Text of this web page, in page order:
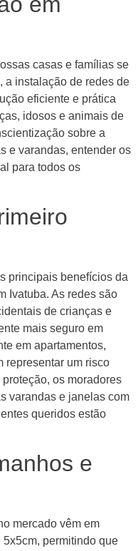
casas e famílias se
a instalação de redes de
eficiente e prática
idosos e animais de
sobre a
e varandas, entender os
para todos os
principais benefícios da
Ivatuba. As redes são
de crianças e
mais seguro em
em apartamentos,
representar um risco
os moradores
varandas e janelas com
queridos estão
e
mercado vêm em
permitindo que